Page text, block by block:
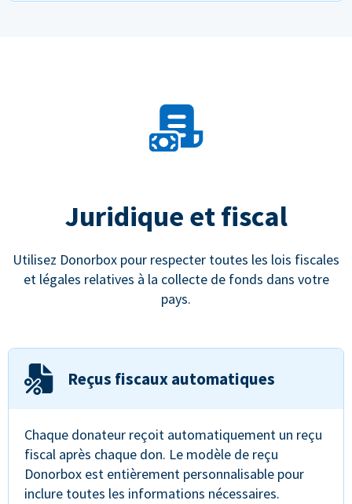
Juridique et fiscal
Utilisez Donorbox pour respecter toutes les lois fiscales
et légales relatives à la collecte de fonds dans votre
pays.
Reçus fiscaux automatiques
Chaque donateur reçoit automatiquement un reçu
fiscal après chaque don. Le modèle de reçu
Donorbox est entièrement personnalisable pour
inclure toutes les informations nécessaires.